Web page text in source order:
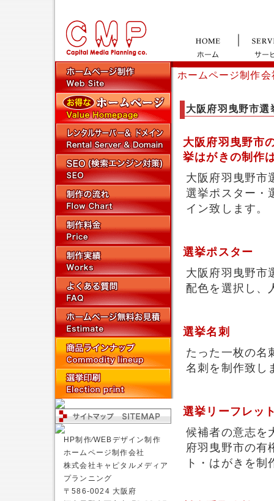
ホームページ制作
大阪府羽曳野市選
大阪府羽曳野市
挙はがきの制作
大阪府羽曳野市
選挙ポスター・
イン致します。
選挙ポスター
大阪府羽曳野市
配色を選択し、
選挙名刺
たった一枚の名
名刺を制作致し
選挙リーフレッ
候補者の意志を
府羽曳野市の有
ト・はがきを制
HP制作⁄WEBデザイン制作
ホームページ制作会社
株式会社キャピタルメディア
プランニング
〒586-0024 大阪府